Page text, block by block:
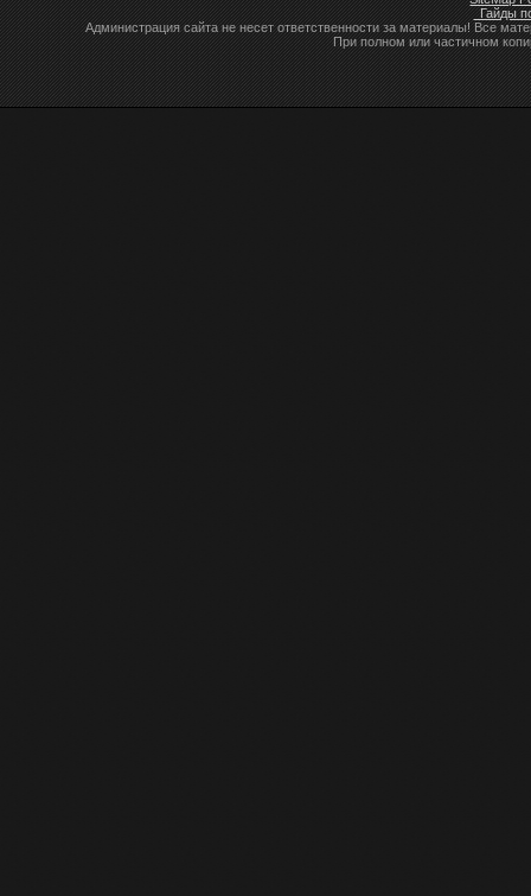
Гайды
Администрация сайта не несет ответственности за материалы! Все
При полном или частичном